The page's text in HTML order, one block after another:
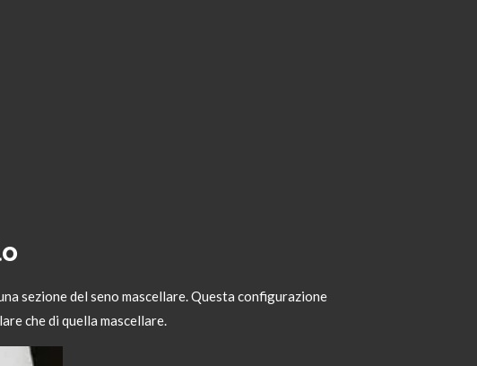
sezione del seno mascellare. Questa configurazione
che di quella mascellare.